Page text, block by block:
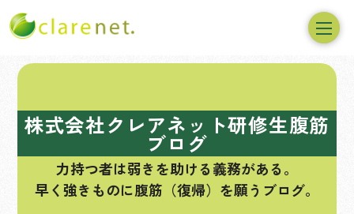
株式会社クレアネット研修生腹筋
ブログ
力持つ者は弱きを助ける義務がある。
早く強きものに腹筋（復帰）を願うブログ。